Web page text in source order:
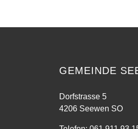
GEMEINDE
Dorfstrasse 5
4206 Seewen SO